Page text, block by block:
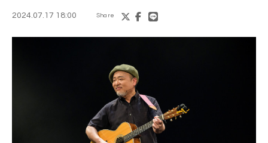
2024.07.17 18:00 Share